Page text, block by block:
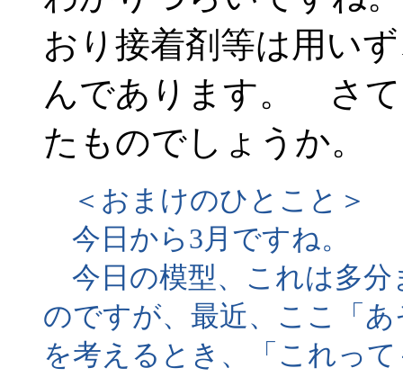
おり接着剤等は用い
んであります。 さ
たものでしょうか。
＜おまけのひとこと＞
今日から3月ですね。
今日の模型、これは多分
のですが、最近、ここ「
を考えるとき、「これっ